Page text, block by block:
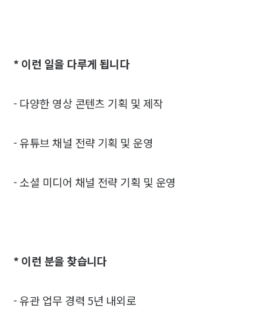
* 이런 일을 다루게 됩니다
- 다양한 영상 콘텐츠 기획 및 제작
- 유튜브 채널 전략 기획 및 운영
- 소셜 미디어 채널 전략 기획 및 운영
* 이런 분을 찾습니다
- 유관 업무 경력 5년 내외로